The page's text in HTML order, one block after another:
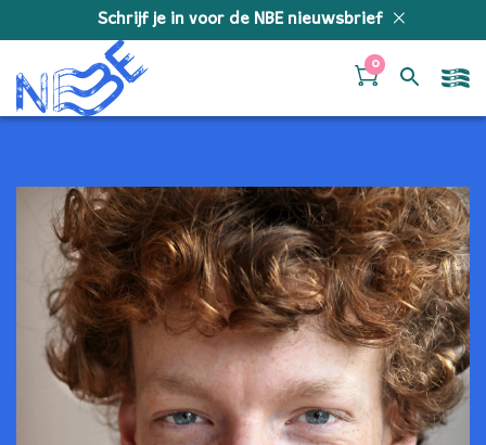
Schrijf je in voor de NBE nieuwsbrief
0